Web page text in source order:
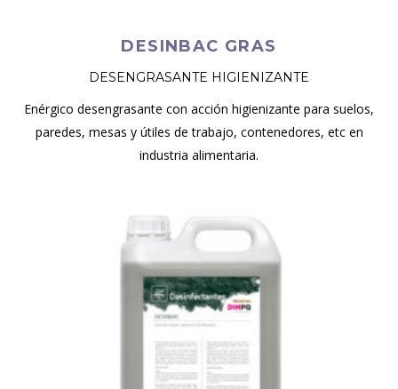
DESINBAC GRAS
DESENGRASANTE HIGIENIZANTE
Enérgico desengrasante con acción higienizante para suelos,
paredes, mesas y útiles de trabajo, contenedores, etc en
industria alimentaria.